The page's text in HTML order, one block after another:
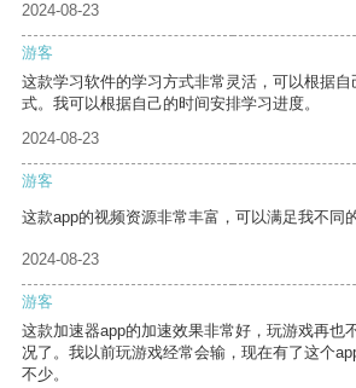
2024-08-23
游客
这款学习软件的学习方式非常灵活，可以根据
式。我可以根据自己的时间安排学习进度。
2024-08-23
游客
这款app的视频资源非常丰富，可以满足我不同
2024-08-23
游客
这款加速器app的加速效果非常好，玩游戏再也
况了。我以前玩游戏经常会输，现在有了这个
不少。